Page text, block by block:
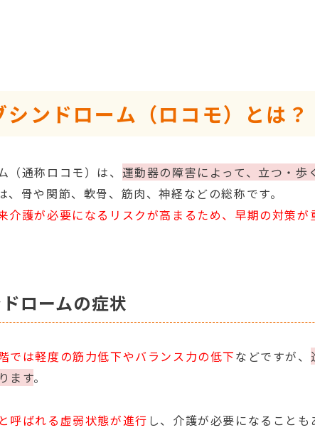
シンドローム（ロコモ）とは？
（通称ロコモ）は、 運動器の障害によって、立つ・
、骨や関節、軟骨、筋肉、神経などの総称です。
介護が必要になるリスクが高まるため、早期の対策が
ロームの症状
では軽度の筋力低下やバランス力の低下などですが、
ます。
呼ばれる虚弱状態が進行 し、介護が必要になること